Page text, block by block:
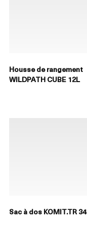
Housse de rangement
WILDPATH CUBE 12L
Sac à dos KOMIT.TR 34